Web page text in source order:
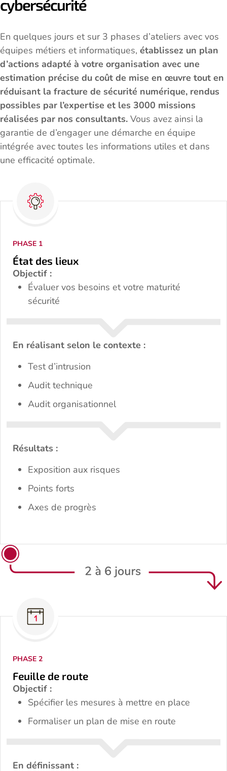
cybersécurité
En quelques jours et sur 3 phases d’ateliers avec vos
équipes métiers et informatiques, établissez un plan
d’actions adapté à votre organisation avec une
estimation précise du coût de mise en œuvre tout en
réduisant la fracture de sécurité numérique, rendus
possibles par l’expertise et les 3000 missions
réalisées par nos consultants. Vous avez ainsi la
garantie de d’engager une démarche en équipe
intégrée avec toutes les informations utiles et dans
une efficacité optimale.
PHASE 1
État des lieux
Objectif :
Évaluer vos besoins et votre maturité
sécurité
En réalisant selon le contexte :
Test d’intrusion
Audit technique
Audit organisationnel
Résultats :
Exposition aux risques
Points forts
Axes de progrès
PHASE 2
Feuille de route
Objectif :
Spécifier les mesures à mettre en place
Formaliser un plan de mise en route
En définissant :